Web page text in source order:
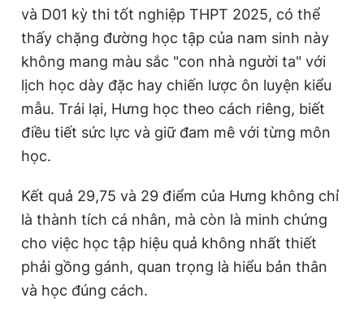
và D01 kỳ thi tốt nghiệp THPT 2025, có thể
thấy chặng đường học tập của nam sinh này
không mang màu sắc "con nhà người ta" với
lịch học dày đặc hay chiến lược ôn luyện kiểu
mẫu. Trái lại, Hưng học theo cách riêng, biết
điều tiết sức lực và giữ đam mê với từng môn
học.
Kết quả 29,75 và 29 điểm của Hưng không chỉ
là thành tích cá nhân, mà còn là minh chứng
cho việc học tập hiệu quả không nhất thiết
phải gồng gánh, quan trọng là hiểu bản thân
và học đúng cách.